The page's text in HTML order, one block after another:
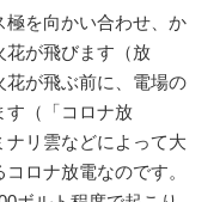
極を向かい合わせ、か
花が飛びます（放
花が飛ぶ前に、電場の
す（「コロナ放
リ雲などによって大
ロナ放電なのです。